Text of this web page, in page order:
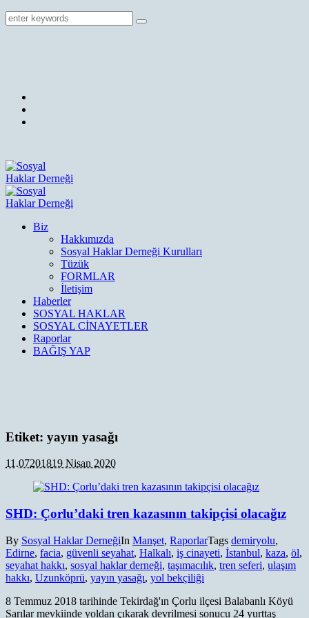
Biz
Hakkımızda
Sosyal Haklar Derneği Kurulları
Tüzük
FORMLAR
İletişim
Haberler
SOSYAL HAKLAR
SOSYAL CİNAYETLER
Raporlar
BAĞIŞ YAP
Etiket: yayın yasağı
11.07201819 Nisan 2020
SHD: Çorlu’daki tren kazasının takipçisi olacağız
By Sosyal Haklar DerneğiIn Manşet, RaporlarTags demiryolu,
Edirne, facia, güvenli seyahat, Halkalı, iş cinayeti, İstanbul, kaza, öl,
seyahat hakkı, sosyal haklar derneği, taşımacılık, tren seferi, ulaşım
hakkı, Uzunköprü, yayın yasağı, yol bekçiliği
8 Temmuz 2018 tarihinde Tekirdağ'ın Çorlu ilçesi Balabanlı Köyü
Sarılar mevkiinde yoldan çıkarak devrilmesi sonucu 24 yurttaş